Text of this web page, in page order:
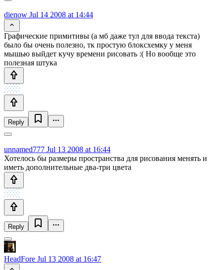
dienow Jul 14 2008 at 14:44
Графические примитивы (а мб даже тул для ввода текста)
было бы очень полезно, тк простую блоксхемку у меня
мышью выйдет кучу времени рисовать :( Но вообще это
полезная штука
Reply
unnamed777 Jul 13 2008 at 16:44
Хотелось бы размеры пространства для рисования менять и
иметь дополнительные два-три цвета
Reply
HeadFore Jul 13 2008 at 16:47